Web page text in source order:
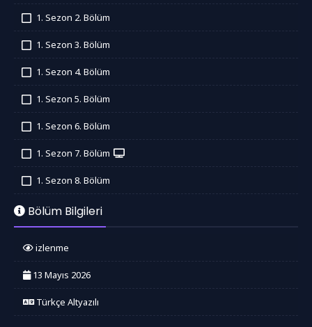
1. Sezon 2. Bölüm
1. Sezon 3. Bölüm
1. Sezon 4. Bölüm
1. Sezon 5. Bölüm
1. Sezon 6. Bölüm
1. Sezon 7. Bölüm
1. Sezon 8. Bölüm
Bölüm Bilgileri
izlenme
13 Mayıs 2026
Türkçe Altyazılı